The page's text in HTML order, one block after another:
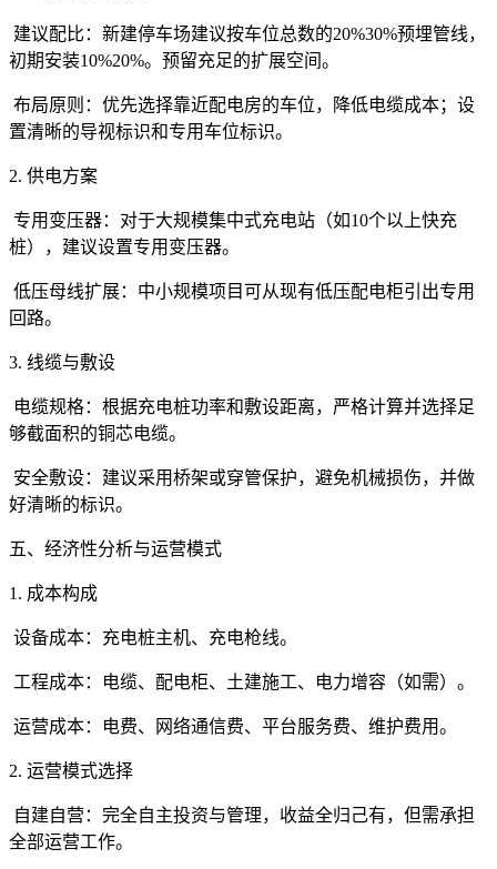
建议配比：新建停车场建议按车位总数的20%30%预埋管线，
初期安装10%20%。预留充足的扩展空间。
布局原则：优先选择靠近配电房的车位，降低电缆成本；设
置清晰的导视标识和专用车位标识。
2. 供电方案
专用变压器：对于大规模集中式充电站（如10个以上快充
桩），建议设置专用变压器。
低压母线扩展：中小规模项目可从现有低压配电柜引出专用
回路。
3. 线缆与敷设
电缆规格：根据充电桩功率和敷设距离，严格计算并选择足
够截面积的铜芯电缆。
安全敷设：建议采用桥架或穿管保护，避免机械损伤，并做
好清晰的标识。
五、经济性分析与运营模式
1. 成本构成
设备成本：充电桩主机、充电枪线。
工程成本：电缆、配电柜、土建施工、电力增容（如需）。
运营成本：电费、网络通信费、平台服务费、维护费用。
2. 运营模式选择
自建自营：完全自主投资与管理，收益全归己有，但需承担
全部运营工作。